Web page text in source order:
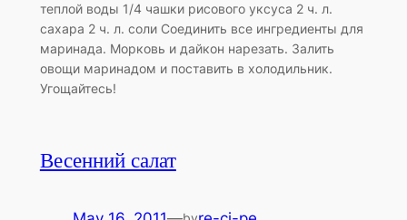
теплой воды 1/4 чашки рисового уксуса 2 ч. л.
сахара 2 ч. л. соли Соединить все ингредиенты для
маринада. Морковь и дайкон нарезать. Залить
овощи маринадом и поставить в холодильник.
Угощайтесь!
Весенний салат